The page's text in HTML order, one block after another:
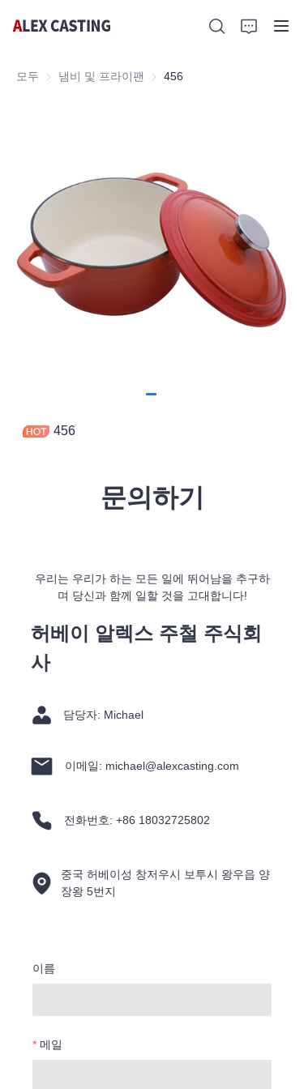
모두 냄비 및 프라이팬 냄비 및 프라이팬
456
456
문의하기
우리는 우리가 하는 모든 일에 뛰어남을 추구하
며 당신과 함께 일할 것을 고대합니다!
이름
메일
허베이 알렉스 주철 주식회
사
담당자: Michael
이메일: michael@alexcasting.com
전화번호: +86 18032725802
중국 허베이성 창저우시 보투시 왕우읍 양
장왕 5번지
문의하기